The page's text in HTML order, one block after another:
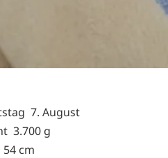
7. August
3.700 g
cm